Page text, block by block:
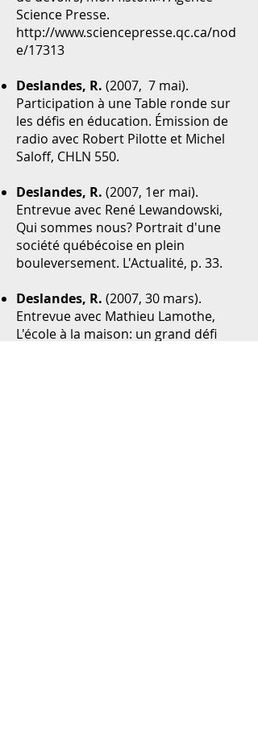
Science Presse.
http://www.sciencepresse.qc.ca/nod
e/17313
Deslandes, R. (2007, 7 mai).
Participation à une Table ronde sur
les défis en éducation. Émission de
radio avec Robert Pilotte et Michel
Saloff, CHLN 550.
Deslandes, R. (2007, 1er mai).
Entrevue avec René Lewandowski,
Qui sommes nous? Portrait d'une
société québécoise en plein
bouleversement. L'Actualité, p. 33.
Deslandes, R. (2007, 30 mars).
Entrevue avec Mathieu Lamothe,
L'école à la maison: un grand défi